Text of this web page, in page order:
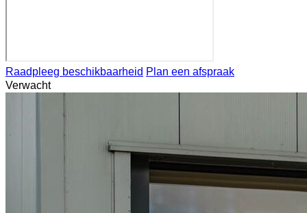
Raadpleeg beschikbaarheid Plan een afspraak
Verwacht